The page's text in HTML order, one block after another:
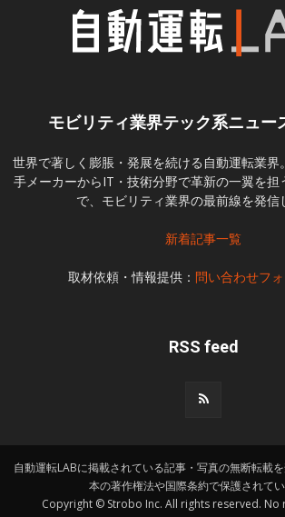
モビリティ業界テック系ニュー
世界で著しく膨脹・発展を続ける自動運転業界
手メーカーからIT・技術分野で革新の一翼を担
で、モビリティ業界の最前線を発信
新着記事一覧
取材依頼・情報提供： 問い合わせフ
RSS feed
自動運転LABに掲載されている記事・写真の無断転載
本の著作権法や国際条約で保護されてい
Copyright © Strobo Inc. All rights reserved.